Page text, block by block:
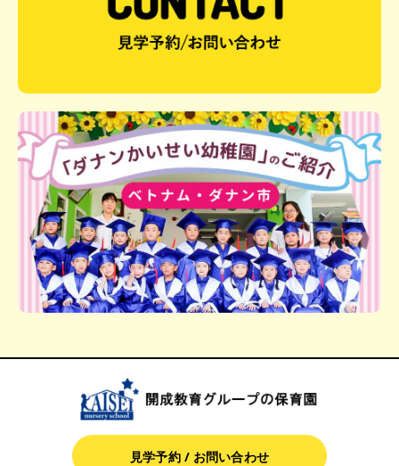
見学予約 / お問い合わせ